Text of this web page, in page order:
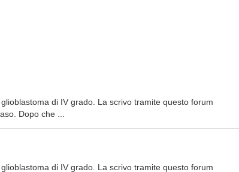
di IV grado. La scrivo tramite questo forum
Dopo che ...
di IV grado. La scrivo tramite questo forum